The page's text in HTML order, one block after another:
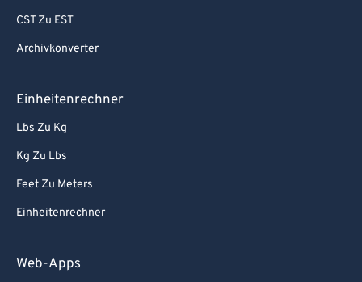
CST Zu EST
Archivkonverter
Einheitenrechner
Lbs Zu Kg
Kg Zu Lbs
Feet Zu Meters
Einheitenrechner
Web-Apps